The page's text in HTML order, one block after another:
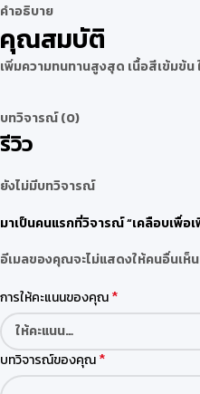
คำอธิบาย
คุณสมบัติ
เพิ่มความทนทานสูงสุด เนื้อสีเข้มข้
บทวิจารณ์ (0)
รีวิว
ยังไม่มีบทวิจารณ์
มาเป็นคนแรกที่วิจารณ์ “เคลือบเพื่อ
อีเมลของคุณจะไม่แสดงให้คนอื่นเห็น
การให้คะแนนของคุณ*
บทวิจารณ์ของคุณ*